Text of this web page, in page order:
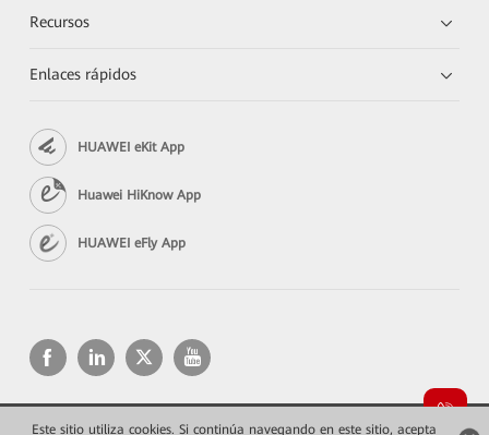
Este sitio utiliza cookies. Si continúa navegando en este sitio, acepta
Recursos
Enlaces rápidos
HUAWEI eKit App
Huawei HiKnow App
HUAWEI eFly App
Copyright © 2026 Huawei Technologies Co., Ltd. Todos los derechos reservados.